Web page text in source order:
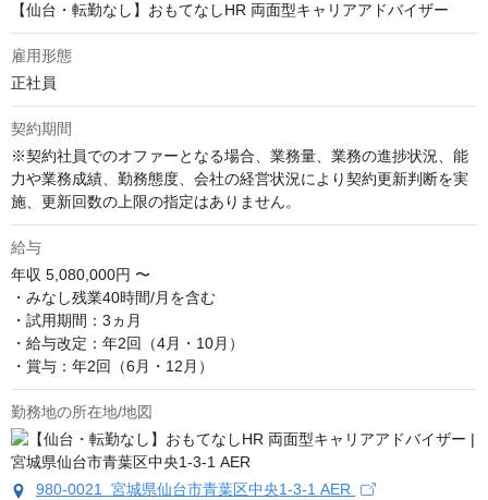
【仙台・転勤なし】おもてなしHR 両面型キャリアアドバイザー
雇用形態
正社員
契約期間
※契約社員でのオファーとなる場合、業務量、業務の進捗状況、能
力や業務成績、勤務態度、会社の経営状況により契約更新判断を実
施、更新回数の上限の指定はありません。
給与
年収 5,080,000円 〜
・みなし残業40時間/月を含む
・試用期間：3ヵ月
・給与改定：年2回（4月・10月）
・賞与：年2回（6月・12月）
勤務地の所在地/地図
980-0021 宮城県仙台市青葉区中央1-3-1 AER